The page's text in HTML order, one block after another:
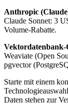
Anthropic
Claude Sonnet: 3
Volume-Rabatte.
Vektordatenbank-
Weaviate (Open
pgvector
Starte mit einem
Daten stehen zur